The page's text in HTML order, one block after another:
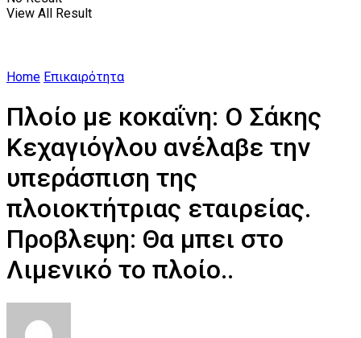
View All Result
Home Επικαιρότητα
Πλοίο με κοκαΐνη: Ο Σάκης
Κεχαγιόγλου ανέλαβε την
υπεράσπιση της
πλοιοκτήτριας εταιρείας.
Προβλεψη: Θα μπει στο
Λιμενικό το πλοίο..